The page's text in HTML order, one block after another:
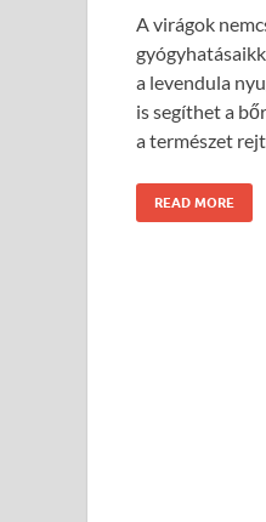
A virágok
a levendula
is segíthet a
a természet
READ MORE